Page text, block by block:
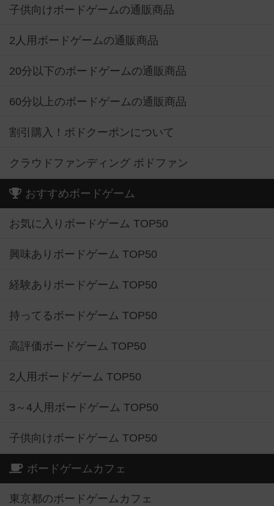
子供向けボードゲームの通販商品
2人用ボードゲームの通販商品
20分以下のボードゲームの通販商品
60分以上のボードゲームの通販商品
割引購入！ボドクーポンについて
クラウドファンディング ボドファン
おすすめボードゲーム
お気に入りボードゲーム TOP50
興味ありボードゲーム TOP50
経験ありボードゲーム TOP50
持ってるボードゲーム TOP50
高評価ボードゲーム TOP50
2人用ボードゲーム TOP50
3～4人用ボードゲーム TOP50
子供向けボードゲーム TOP50
ボードゲームカフェ
東京都のボードゲームカフェ